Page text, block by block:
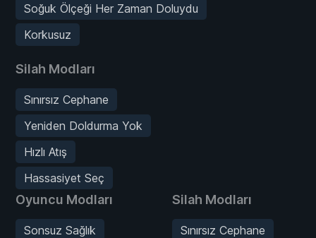
Soğuk Ölçeği Her Zaman Doluydu
Korkusuz
Silah Modları
Sınırsız Cephane
Yeniden Doldurma Yok
Hızlı Atış
Hassasiyet Seç
Oyuncu Modları
Sonsuz Sağlık
Silah Modları
Sınırsız Cephane